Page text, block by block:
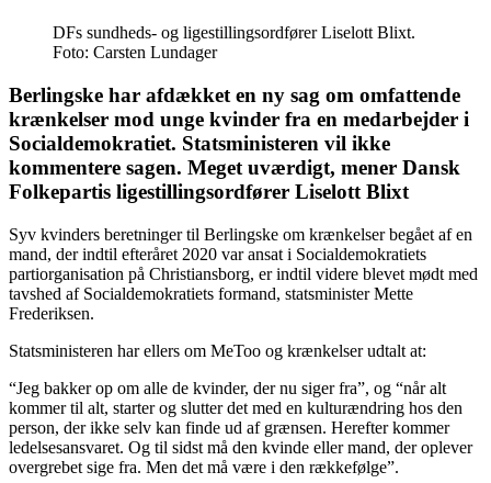
DFs sundheds- og ligestillingsordfører Liselott Blixt.
Foto: Carsten Lundager
Berlingske har afdækket en ny sag om omfattende
krænkelser mod unge kvinder fra en medarbejder i
Socialdemokratiet. Statsministeren vil ikke
kommentere sagen. Meget uværdigt, mener Dansk
Folkepartis ligestillingsordfører Liselott Blixt
Syv kvinders beretninger til Berlingske om krænkelser begået af en
mand, der indtil efteråret 2020 var ansat i Socialdemokratiets
partiorganisation på Christiansborg, er indtil videre blevet mødt med
tavshed af Socialdemokratiets formand, statsminister Mette
Frederiksen.
Statsministeren har ellers om MeToo og krænkelser udtalt at:
“Jeg bakker op om alle de kvinder, der nu siger fra”, og “når alt
kommer til alt, starter og slutter det med en kulturændring hos den
person, der ikke selv kan finde ud af grænsen. Herefter kommer
ledelsesansvaret. Og til sidst må den kvinde eller mand, der oplever
overgrebet sige fra. Men det må være i den rækkefølge”.